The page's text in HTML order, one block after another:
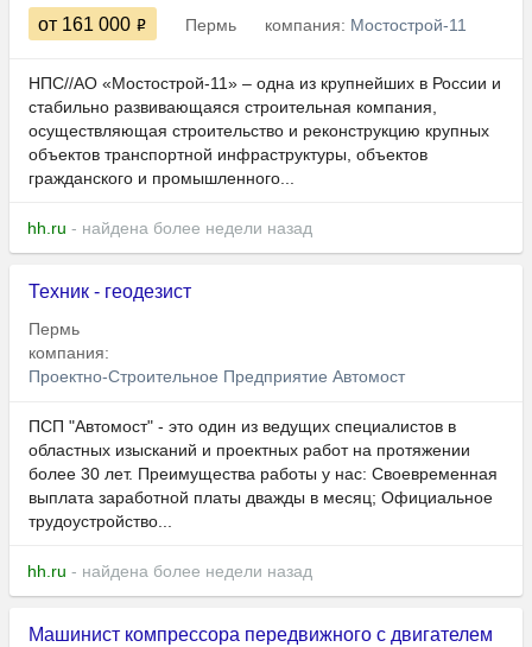
от 161 000 Пермь компания: Мостострой-11
НПС//АО «Мостострой-11» – одна из крупнейших в России и
стабильно развивающаяся строительная компания,
осуществляющая строительство и реконструкцию крупных
объектов транспортной инфраструктуры, объектов
гражданского и промышленного...
hh.ru - найдена более недели назад
Техник - геодезист
Пермь
компания:
Проектно-Строительное Предприятие Автомост
ПСП "Автомост" - это один из ведущих специалистов в
областных изысканий и проектных работ на протяжении
более 30 лет. Преимущества работы у нас: Своевременная
выплата заработной платы дважды в месяц; Официальное
трудоустройство...
hh.ru - найдена более недели назад
Машинист компрессора передвижного с двигателем